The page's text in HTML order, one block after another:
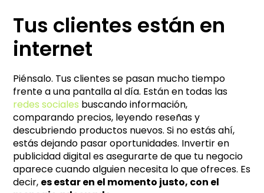
Tus clientes están en
internet
Piénsalo. Tus clientes se pasan mucho tiempo
frente a una pantalla al día. Están en todas las
redes sociales buscando información,
comparando precios, leyendo reseñas y
descubriendo productos nuevos. Si no estás ahí,
estás dejando pasar oportunidades. Invertir en
publicidad digital es asegurarte de que tu negocio
aparece cuando alguien necesita lo que ofreces. Es
decir, es estar en el momento justo, con el